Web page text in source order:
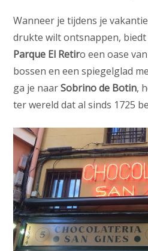
Wanneer je tijdens je
drukte wilt ontsnappen,
Parque El Retiro een oase
bossen en een spiegelglad
ga je naarSobrino de Botin,
ter wereld dat al sinds 1725